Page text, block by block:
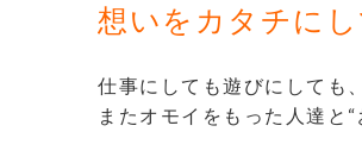
想いをカタチに
仕事にしても遊びにしても
またオモイをもった人達と